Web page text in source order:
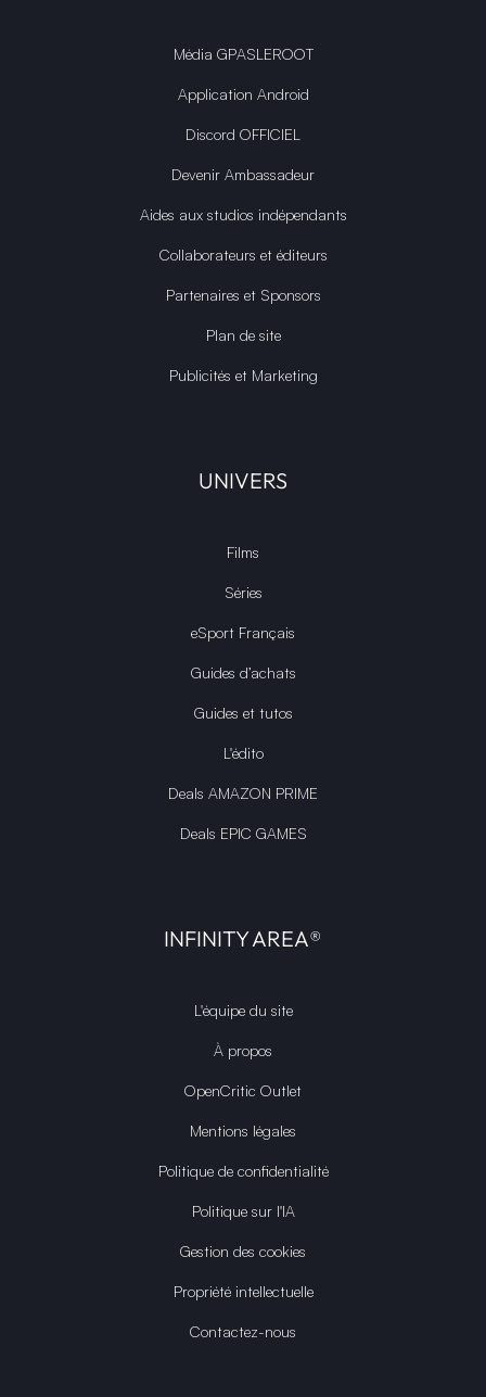
Média GPASLEROOT
Application Android
Discord OFFICIEL
Devenir Ambassadeur
Aides aux studios indépendants
Collaborateurs et éditeurs
Partenaires et Sponsors
Plan de site
Publicités et Marketing
UNIVERS
Films
Séries
eSport Français
Guides d’achats
Guides et tutos
L'édito
Deals AMAZON PRIME
Deals EPIC GAMES
INFINITY AREA®
L'équipe du site
À propos
OpenCritic Outlet
Mentions légales
Politique de confidentialité
Politique sur l'IA
Gestion des cookies
Propriété intellectuelle
Contactez-nous